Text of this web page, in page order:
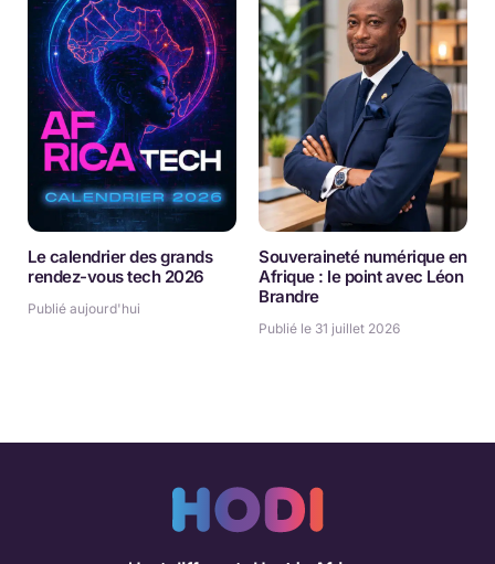
Le calendrier des grands
rendez-vous tech 2026
Publié aujourd'hui
Souveraineté numérique en
Afrique : le point avec Léon
Brandre
Publié le 31 juillet 2026